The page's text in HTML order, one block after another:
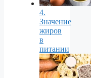
4.
Значение
жиров
в
питании